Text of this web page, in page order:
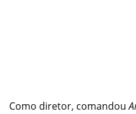
Como diretor, comandou